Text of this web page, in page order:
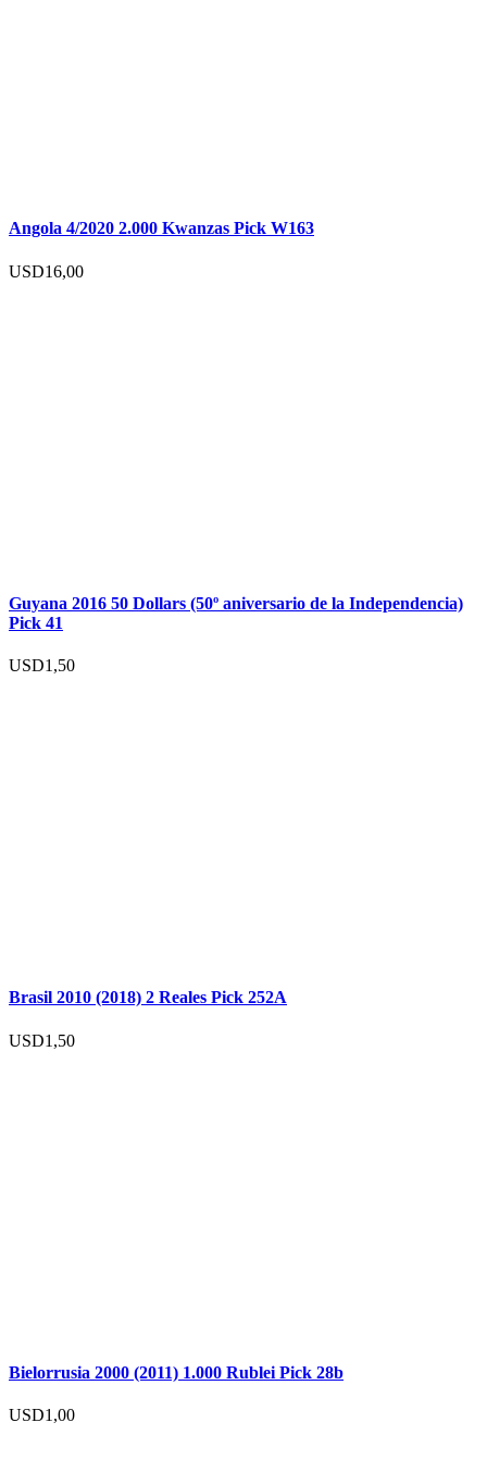
Angola 4/2020 2.000 Kwanzas Pick W163
USD16,00
Guyana 2016 50 Dollars (50º aniversario de la Independencia)
Pick 41
USD1,50
Brasil 2010 (2018) 2 Reales Pick 252A
USD1,50
Bielorrusia 2000 (2011) 1.000 Rublei Pick 28b
USD1,00